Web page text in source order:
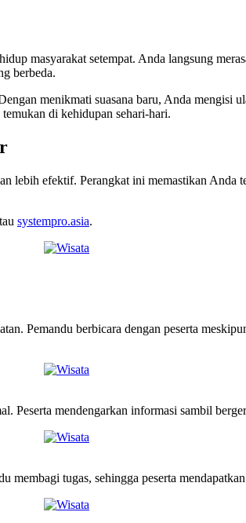
masyarakat setempat. Anda langsung
berbeda.
menikmati suasana baru, Anda mengisi
di kehidupan sehari-hari.
lebih efektif. Perangkat ini memastikan Anda
systempro.asia.
Pemandu berbicara dengan peserta
mendengarkan informasi sambil
tugas, sehingga peserta